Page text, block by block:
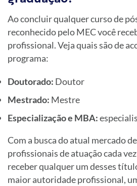
Ao concluir qualquer curso de
reconhecido pelo MEC você
profissional. Veja quais são de
programa:
Doutorado: Doutor
Mestrado: Mestre
Especialização e MBA:
Com a busca do atual mercado
profissionais de atuação cada
receber qualquer um desses
maior autoridade profissional,